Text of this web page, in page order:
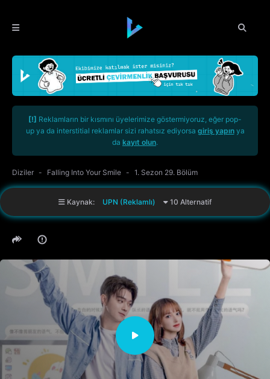
[!] Reklamların bir kısmını üyelerimize göstermiyoruz, eğer pop-
up ya da interstitial reklamlar sizi rahatsız ediyorsa giriş yapınya
da kayıt olun.
Diziler Falling Into Your Smile 1. Sezon 29. Bölüm
Kaynak: UPN (Reklamlı) 10 Alternatif